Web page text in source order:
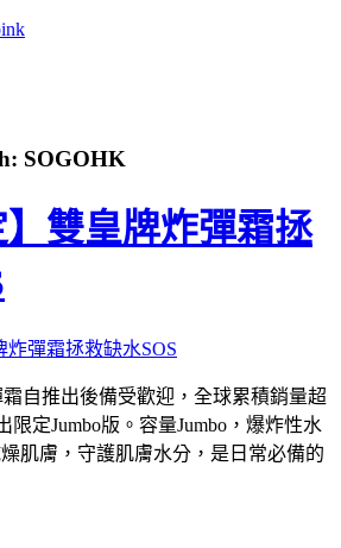
SOGOHK
】雙皇牌炸彈霜拯
自推出後備受歡迎，全球累積銷量超
限定Jumbo版。容量Jumbo，爆炸性水
肌膚，守護肌膚水分，是日常必備的